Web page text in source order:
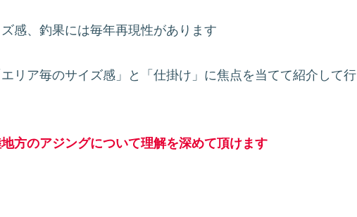
感、釣果には毎年再現性があります
リア毎のサイズ感」と「仕掛け」に焦点を当てて紹介して行
方のアジングについて理解を深めて頂けます